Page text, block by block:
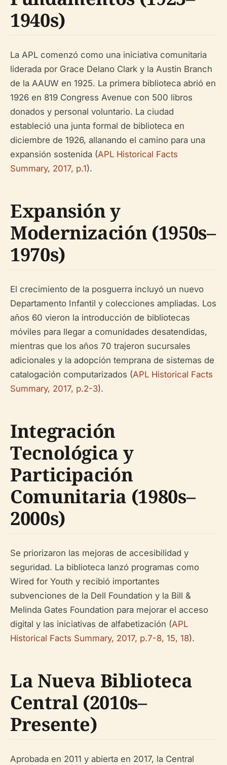
1940s)
La APL comenzó como una iniciativa comunitaria
liderada por Grace Delano Clark y la Austin Branch
de la AAUW en 1925. La primera biblioteca abrió en
1926 en 819 Congress Avenue con 500 libros
donados y personal voluntario. La ciudad
estableció una junta formal de biblioteca en
diciembre de 1926, allanando el camino para una
expansión sostenida (APL Historical Facts
Summary, 2017, p.1).
Expansión y
Modernización (1950s–
1970s)
El crecimiento de la posguerra incluyó un nuevo
Departamento Infantil y colecciones ampliadas. Los
años 60 vieron la introducción de bibliotecas
móviles para llegar a comunidades desatendidas,
mientras que los años 70 trajeron sucursales
adicionales y la adopción temprana de sistemas de
catalogación computarizados (APL Historical Facts
Summary, 2017, p.2-3).
Integración
Tecnológica y
Participación
Comunitaria (1980s–
2000s)
Se priorizaron las mejoras de accesibilidad y
seguridad. La biblioteca lanzó programas como
Wired for Youth y recibió importantes
subvenciones de la Dell Foundation y la Bill &
Melinda Gates Foundation para mejorar el acceso
digital y las iniciativas de alfabetización (APL
Historical Facts Summary, 2017, p.7-8, 15, 18).
La Nueva Biblioteca
Central (2010s–
Presente)
Aprobada en 2011 y abierta en 2017, la Central